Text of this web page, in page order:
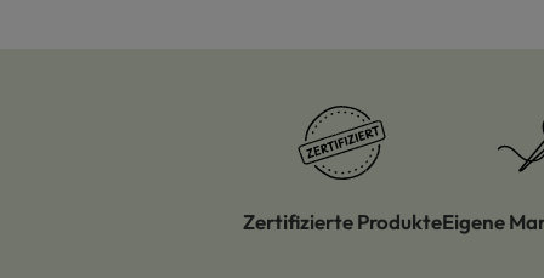
Zertifizierte ProdukteEigene